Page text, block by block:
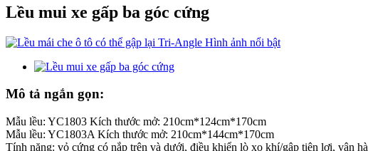
Lều mui xe gấp ba góc cứng
Mô tả ngắn gọn:
Mẫu lều: YC1803 Kích thước mở: 210cm*124cm*170cm
Mẫu lều: YC1803A Kích thước mở: 210cm*144cm*170cm
Tính năng: vỏ cứng có nắp trên và dưới, điều khiển lò xo khí/gập tiện lợi, vận